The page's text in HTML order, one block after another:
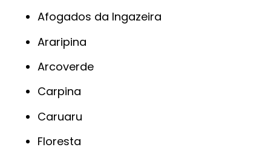
Afogados da Ingazeira
Araripina
Arcoverde
Carpina
Caruaru
Floresta